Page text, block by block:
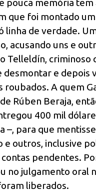
pouca memória tem
que foi montado
linha de verdade.
acusando uns e
Telleldín, criminoso
desmontar e depois
roubados. A quem
Rúben Beraja,
400 mil
–, para que
e outros, inclusive
pendentes.
no julgamento oral
liberados.